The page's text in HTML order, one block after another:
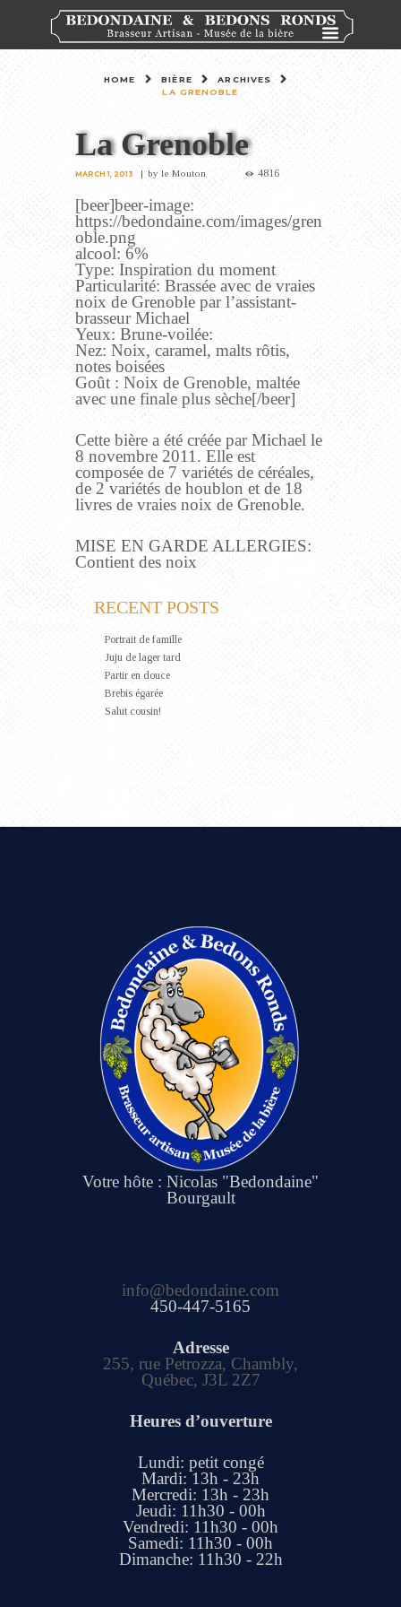
HOME BIÈRE
ARCHIVES
LA GRENOBLE
La Grenoble
MARCH 1, 2013 byle Mouton 4816
[beer]beer-image:
https://bedondaine.com/images/gren
oble.png
alcool: 6%
Type: Inspiration du moment
Particularité: Brassée avec de vraies
noix de Grenoble par l’assistant-
brasseur Michael
Yeux: Brune-voilée:
Nez: Noix, caramel, malts rôtis,
notes boisées
Goût : Noix de Grenoble, maltée
avec une finale plus sèche[/beer]
Cette bière a été créée par Michael le
8 novembre 2011. Elle est
composée de 7 variétés de céréales,
de 2 variétés de houblon et de 18
livres de vraies noix de Grenoble.
MISE EN GARDE ALLERGIES:
Contient des noix
RECENT POSTS
Portrait de famille
Juju de lager tard
Partir en douce
Brebis égarée
Salut cousin!
Votre hôte : Nicolas "Bedondaine"
Bourgault
info@bedondaine.com
450-447-5165
Adresse
255, rue Petrozza, Chambly,
Québec, J3L 2Z7
Heures d’ouverture
Lundi: petit congé
Mardi: 13h - 23h
Mercredi: 13h - 23h
Jeudi: 11h30 - 00h
Vendredi: 11h30 - 00h
Samedi: 11h30 - 00h
Dimanche: 11h30 - 22h